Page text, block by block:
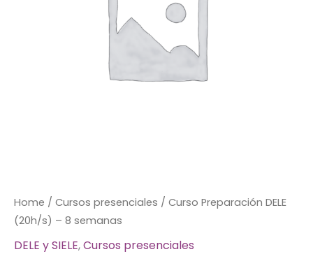
Home / Cursos presenciales / Curso Preparación DELE
(20h/s) – 8 semanas
DELE y SIELE,Cursos presenciales